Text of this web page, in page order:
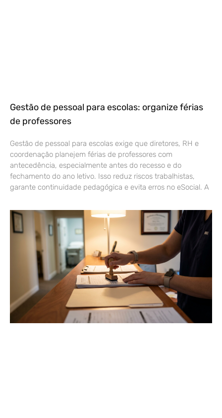
Gestão de pessoal para escolas: organize férias
de professores
Gestão de pessoal para escolas exige que diretores, RH e
coordenação planejem férias de professores com
antecedência, especialmente antes do recesso e do
fechamento do ano letivo. Isso reduz riscos trabalhistas,
garante continuidade pedagógica e evita erros no eSocial. A